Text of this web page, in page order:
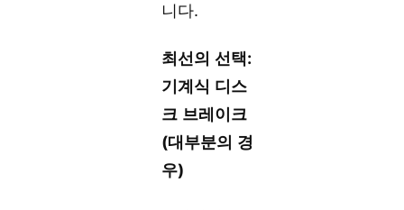
니다.
최선의 선택:
기계식 디스
크 브레이크
(대부분의 경
우)